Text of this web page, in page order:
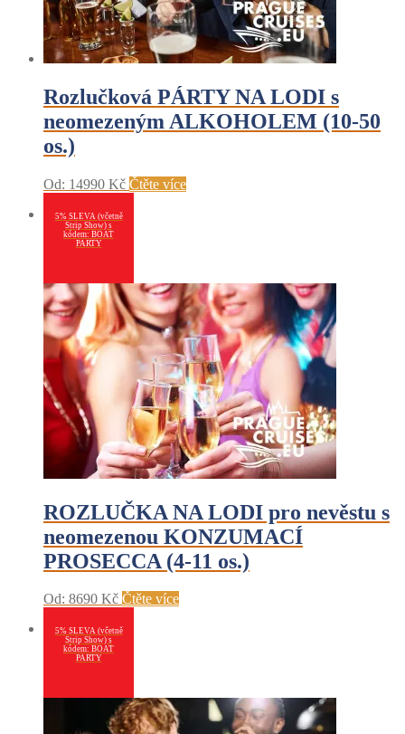
Rozlučková PÁRTY NA LODI s
neomezeným ALKOHOLEM (10-50
os.)
Od: 14990 Kč Čtěte více
5% SLEVA (včetně
Strip Show) s
kódem: BOAT
PARTY
ROZLUČKA NA LODI pro nevěstu s
neomezenou KONZUMACÍ
PROSECCA (4-11 os.)
Od: 8690 Kč Čtěte více
5% SLEVA (včetně
Strip Show) s
kódem: BOAT
PARTY